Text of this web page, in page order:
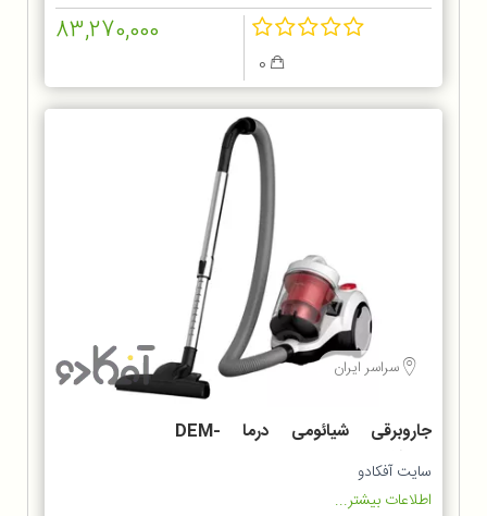
83,270,000
سراسر ایران
جاروبرقی شیائومی درما DEM-
TJ301W
سایت آفکادو
اطلاعات بیشتر...